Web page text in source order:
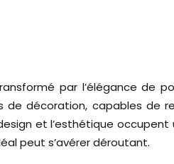
par l’élégance
décoration, capables de
et l’esthétique
peut s’avérer déroutant.